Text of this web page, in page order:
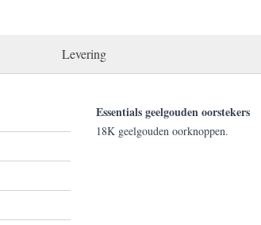
Essentials geelgouden oorstekers
18K geelgouden oorknoppen.
Levering